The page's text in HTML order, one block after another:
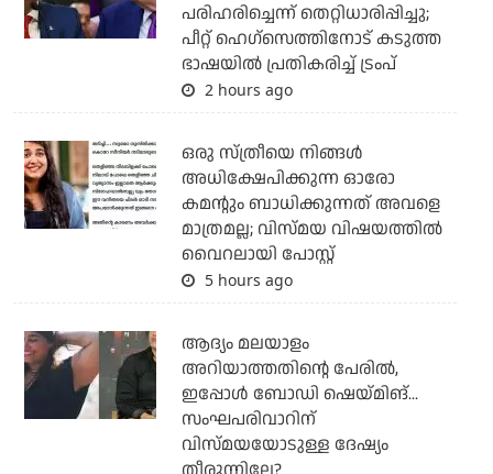
പരിഹരിച്ചെന്ന് തെറ്റിധാരിപ്പിച്ചു;
പീറ്റ് ഹെഗ്‌സെത്തിനോട് കടുത്ത
ഭാഷയില്‍ പ്രതികരിച്ച് ട്രംപ്
2 hours ago
ഒരു സ്ത്രീയെ നിങ്ങള്‍
അധിക്ഷേപിക്കുന്ന ഓരോ
കമന്റും ബാധിക്കുന്നത് അവളെ
മാത്രമല്ല; വിസ്മയ വിഷയത്തില്‍
വൈറലായി പോസ്റ്റ്
5 hours ago
ആദ്യം മലയാളം
അറിയാത്തതിന്റെ പേരില്‍,
ഇപ്പോള്‍ ബോഡി ഷെയ്മിങ്...
സംഘപരിവാറിന്
വിസ്മയയോടുള്ള ദേഷ്യം